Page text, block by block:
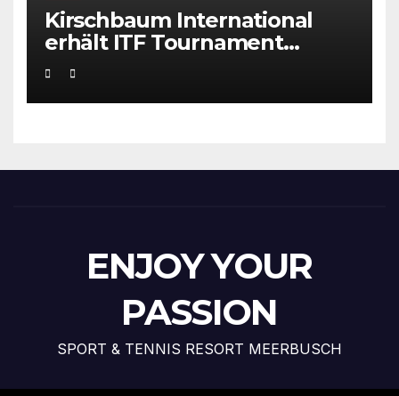
Kirschbaum International
erhält ITF Tournament
Recognition Award 2025
ENJOY YOUR
PASSION
SPORT & TENNIS RESORT MEERBUSCH